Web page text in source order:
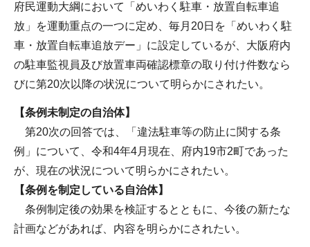
府民運動大綱において「めいわく駐車・放置自転車追
放」を運動重点の一つに定め、毎月20日を「めいわく駐
車・放置自転車追放デー」に設定しているが、大阪府内
の駐車監視員及び放置車両確認標章の取り付け件数なら
びに第20次以降の状況について明らかにされたい。
【条例未制定の自治体】
第20次の回答では、「違法駐車等の防止に関する条
例」について、令和4年4月現在、府内19市2町であった
が、現在の状況について明らかにされたい。
【条例を制定している自治体】
条例制定後の効果を検証するとともに、今後の新たな
計画などがあれば、内容を明らかにされたい。